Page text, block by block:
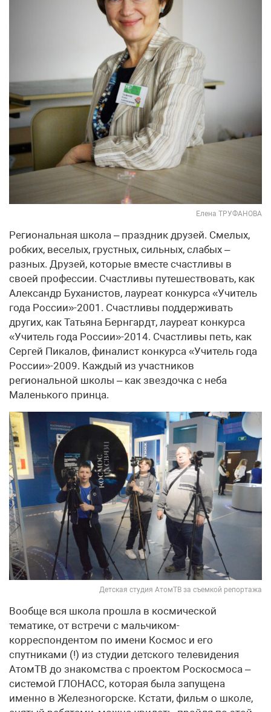
Елена ТРУФАНОВА
Региональная школа – праздник друзей. Смелых,
робких, веселых, грустных, сильных, слабых –
разных. Друзей, которые вместе счастливы в
своей профессии. Счастливы путешествовать, как
Александр Буханистов, лауреат конкурса «Учитель
года России»-2001. Счастливы поддерживать
других, как Татьяна Бернгардт, лауреат конкурса
«Учитель года России»-2014. Счастливы петь, как
Сергей Пикалов, финалист конкурса «Учитель года
России»-2009. Каждый из участников
региональной школы – как звездочка с неба
Маленького принца.
Детская студия АтомТВ за съемкой репортажа
Вообще вся школа прошла в космической
тематике, от встречи с мальчиком-
корреспондентом по имени Космос и его
спутниками (!) из студии детского телевидения
АтомТВ до знакомства с проектом Роскосмоса –
системой ГЛОНАСС, которая была запущена
именно в Железногорске. Кстати, фильм о школе,